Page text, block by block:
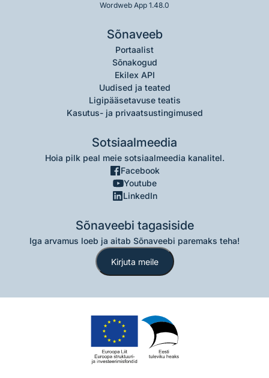
Wordweb App 1.48.0
Sõnaveeb
Portaalist
Sõnakogud
Ekilex API
Uudised ja teated
Ligipääsetavuse teatis
Kasutus- ja privaatsustingimused
Sotsiaalmeedia
Hoia pilk peal meie sotsiaalmeedia kanalitel.
Facebook
Youtube
LinkedIn
Sõnaveebi tagasiside
Iga arvamus loeb ja aitab Sõnaveebi paremaks teha!
Kirjuta meile